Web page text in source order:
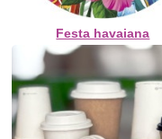
Festa havaiana